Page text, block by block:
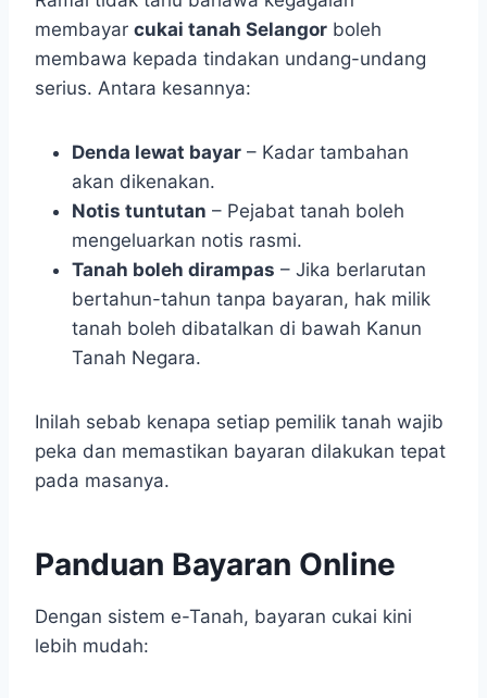
membayar cukai tanah Selangor boleh
membawa kepada tindakan undang-undang
serius. Antara kesannya:
Denda lewat bayar – Kadar tambahan
akan dikenakan.
Notis tuntutan – Pejabat tanah boleh
mengeluarkan notis rasmi.
Tanah boleh dirampas – Jika berlarutan
bertahun-tahun tanpa bayaran, hak milik
tanah boleh dibatalkan di bawah Kanun
Tanah Negara.
Inilah sebab kenapa setiap pemilik tanah wajib
peka dan memastikan bayaran dilakukan tepat
pada masanya.
Panduan Bayaran Online
Dengan sistem e-Tanah, bayaran cukai kini
lebih mudah: